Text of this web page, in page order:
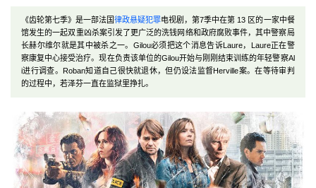
《齿轮第七季》是一部法国律政悬疑犯罪电视剧，第7季中在第 13 区的一家中餐
馆发生的一起双重凶杀案引发了更广泛的洗钱网络和政府腐败事件，其中警察局
长赫尔维尔就是其中被杀之一。Gilou必须把这个消息告诉Laure，Laure正在警
察康复中心接受治疗。现在负责该单位的Gilou开始与刚刚结束训练的年轻警察Al
i进行调查。Roban知道自己很快就退休，但仍设法监督Herville案。在等待审判
的过程中，若泽芬一直在监狱里挣扎。